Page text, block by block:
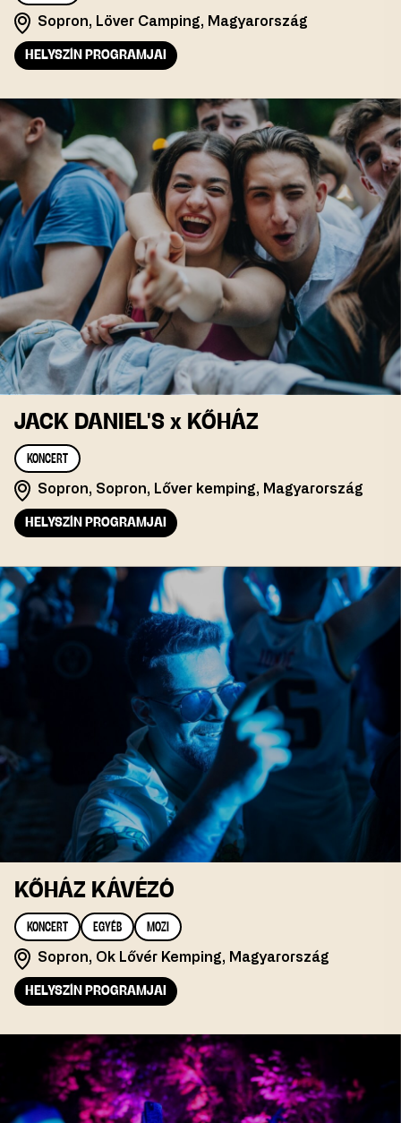
Sopron, Löver Camping, Magyarország
HELYSZÍN PROGRAMJAI
JACK DANIEL'S x KŐHÁZ
KONCERT
Sopron, Sopron, Lőver kemping, Magyarország
HELYSZÍN PROGRAMJAI
KŐHÁZ KÁVÉZÓ
KONCERT EGYÉB MOZI
Sopron, Ok Lővér Kemping, Magyarország
HELYSZÍN PROGRAMJAI